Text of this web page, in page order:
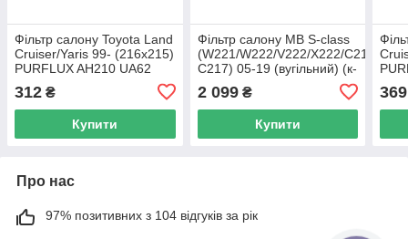
Фільтр салону Toyota Land
Cruiser/Yaris 99- (216x215)
PURFLUX AH210 UA62
312 ₴
Купити
Фільтр салону MB S-class
(W221/W222/V222/X222/C215-
C217) 05-19 (вугільний) (к-
AHC559-2 UA62
2 099₴
Купити
369
Про нас
97% позитивних з 104 відгуків за рік